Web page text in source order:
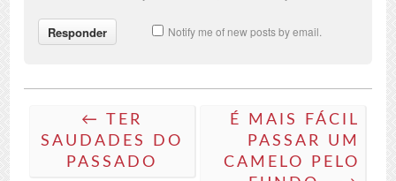
Notify me of new posts by email.
← TER
SAUDADES DO
PASSADO
É MAIS FÁCIL
PASSAR UM
CAMELO PELO